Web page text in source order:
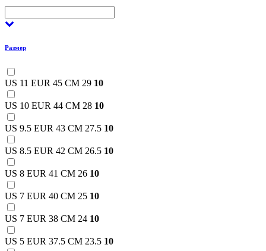
Размер
US 11 EUR 45 CM 29 10
US 10 EUR 44 CM 28 10
US 9.5 EUR 43 CM 27.5 10
US 8.5 EUR 42 CM 26.5 10
US 8 EUR 41 CM 26 10
US 7 EUR 40 CM 25 10
US 7 EUR 38 CM 24 10
US 5 EUR 37.5 CM 23.5 10